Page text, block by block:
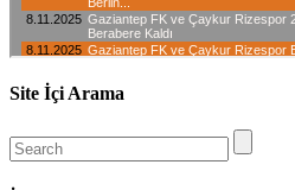
Site İçi Arama